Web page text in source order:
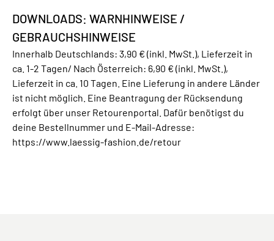
DOWNLOADS: WARNHINWEISE /
GEBRAUCHSHINWEISE
Innerhalb Deutschlands: 3,90 € (inkl. MwSt.), Lieferzeit in
ca. 1-2 Tagen/ Nach Österreich: 6,90 € (inkl. MwSt.),
Lieferzeit in ca. 10 Tagen. Eine Lieferung in andere Länder
ist nicht möglich. Eine Beantragung der Rücksendung
erfolgt über unser Retourenportal. Dafür benötigst du
deine Bestellnummer und E-Mail-Adresse:
https://www.laessig-fashion.de/retour